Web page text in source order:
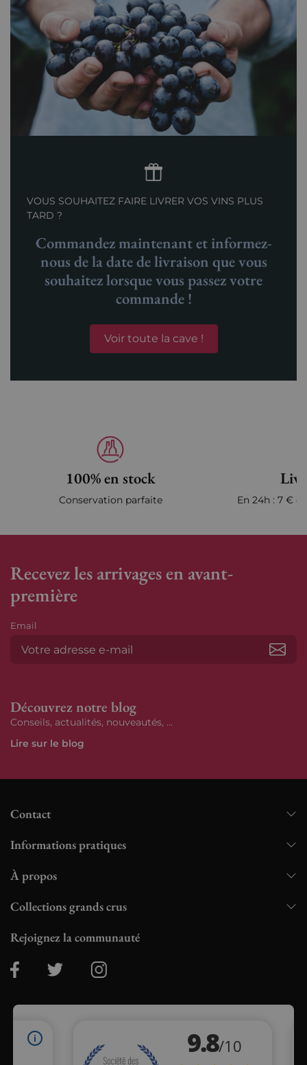
VOUS SOUHAITEZ FAIRE LIVRER VOS VINS PLUS
TARD ?
Commandez maintenant et informez-
nous de la date de livraison que vous
souhaitez lorsque vous passez votre
commande !
Voir toute la cave !
100% en stock
Conservation parfaite En 24h : 7 €
Recevez les arrivages en avant-
première
Email
Découvrez notre blog
Conseils, actualités, nouveautés, ...
Lire sur le blog
Contact
Informations pratiques
À propos
Collections grands crus
Rejoignez la communauté